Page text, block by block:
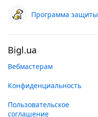
Программа защиты
Bigl.ua
Вебмастерам
Конфиденциальность
Пользовательское
соглашение